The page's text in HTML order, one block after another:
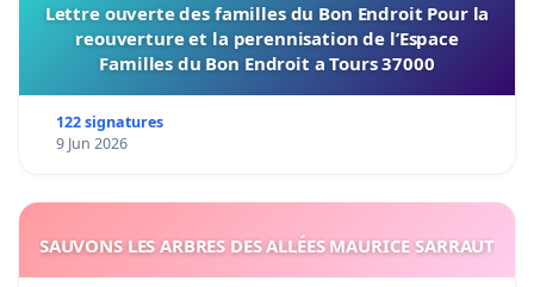
Lettre ouverte des familles du Bon Endroit Pour la
reouverture et la perennisation de l’Espace
Familles du Bon Endroit a Tours 37000
122 signatures
9 Jun 2026
SAUVONS LES ARBRES DES ALLÉES MAURICE SARRAUT